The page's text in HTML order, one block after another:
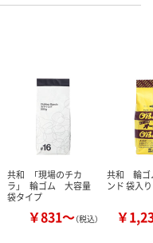
共和 「現場のチカ
ラ」 輪ゴム 大容量
袋タイプ
￥831～（税込）
共和 輪
ンド 袋入り
￥